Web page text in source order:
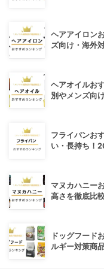
ヘアアイロン
ズ向け・海外
ヘアオイルお
別やメンズ向け
フライパンお
い・長持ち！
マヌカハニー
高さを徹底比
ドッグフード
ルギー対策商